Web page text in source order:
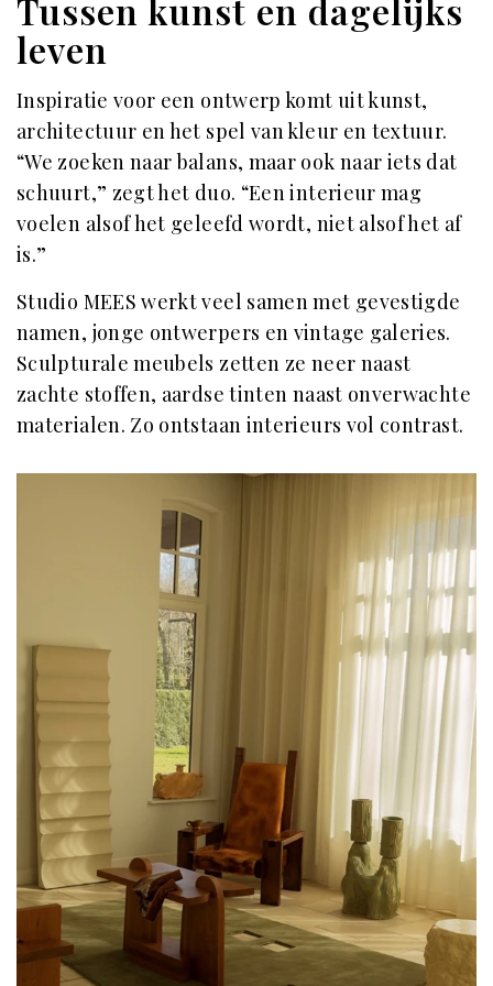
Tussen kunst en dagelijks
leven
Inspiratie voor een ontwerp komt uit kunst,
architectuur en het spel van kleur en textuur.
“We zoeken naar balans, maar ook naar iets dat
schuurt,” zegt het duo. “Een interieur mag
voelen alsof het geleefd wordt, niet alsof het af
is.”
Studio MEES werkt veel samen met gevestigde
namen, jonge ontwerpers en vintage galeries.
Sculpturale meubels zetten ze neer naast
zachte stoffen, aardse tinten naast onverwachte
materialen. Zo ontstaan interieurs vol contrast.